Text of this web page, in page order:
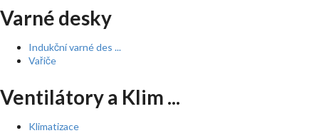
Varné desky
Indukční varné des ...
Vařiče
Ventilátory a Klim ...
Klimatizace